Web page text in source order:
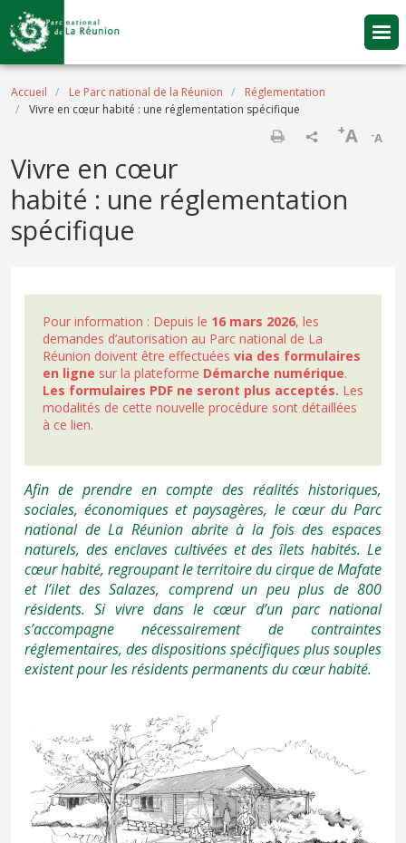
Aller au contenu principal
Fil d'Ariane
Accueil Le Parc national de la Réunion
Réglementation
Vivre en cœur habité : une réglementation spécifique
-A
+A
Vivre en cœur
habité : une réglementation
spécifique
Pour information : Depuis le 16 mars 2026, les
demandes d’autorisation au Parc national de La
Réunion doivent être effectuées via des formulaires
en ligne sur la plateforme Démarche numérique.
Les formulaires PDF ne seront plus acceptés. Les
modalités de cette nouvelle procédure sont détaillées
à ce lien.
Afin de prendre en compte des réalités historiques,
sociales, économiques et paysagères, le cœur du Parc
national de La Réunion abrite à la fois des espaces
naturels, des enclaves cultivées et des îlets habités. Le
cœur habité, regroupant le territoire du cirque de Mafate
et l’ilet des Salazes, comprend un peu plus de 800
résidents. Si vivre dans le cœur d’un parc national
s’accompagne nécessairement de contraintes
réglementaires, des dispositions spécifiques plus souples
existent pour les résidents permanents du cœur habité.